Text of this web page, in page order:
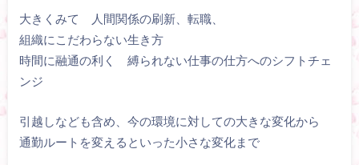
大きくみて 人間関係の刷新、転職、
組織にこだわらない生き方
時間に融通の利く 縛られない仕事の仕方へのシフトチェ
ンジ
引越しなども含め、今の環境に対しての大きな変化から
通勤ルートを変えるといった小さな変化まで